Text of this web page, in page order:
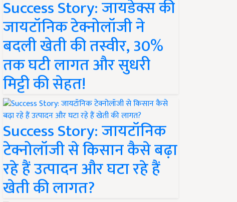
Success Story: जायडेक्स की
जायटॉनिक टेक्नोलॉजी ने
बदली खेती की तस्वीर, 30%
तक घटी लागत और सुधरी
मिट्टी की सेहत!
Success Story: जायटॉनिक
टेक्नोलॉजी से किसान कैसे बढ़ा
रहे हैं उत्पादन और घटा रहे हैं
खेती की लागत?